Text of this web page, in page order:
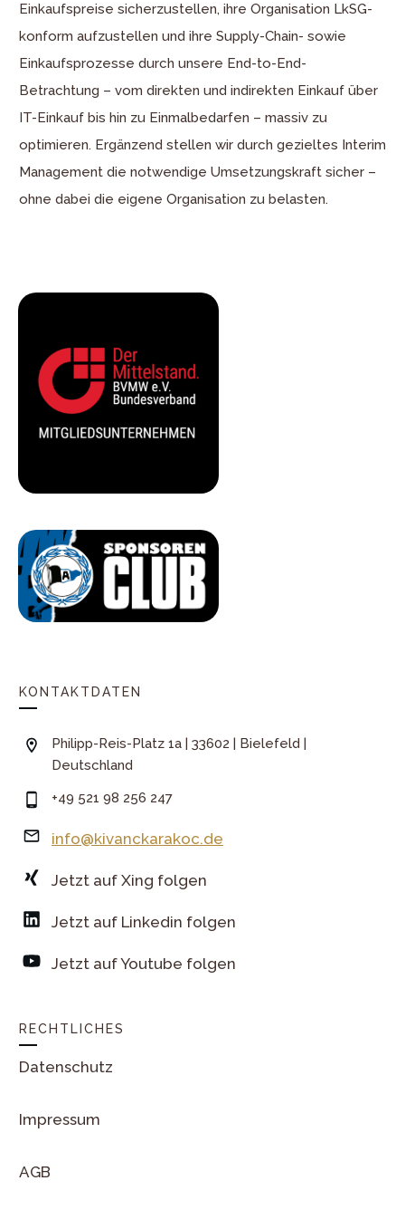
Einkaufspreise sicherzustellen, ihre Organisation LkSG-
konform aufzustellen und ihre Supply-Chain- sowie
Einkaufsprozesse durch unsere End-to-End-
Betrachtung – vom direkten und indirekten Einkauf über
IT-Einkauf bis hin zu Einmalbedarfen – massiv zu
optimieren. Ergänzend stellen wir durch gezieltes Interim
Management die notwendige Umsetzungskraft sicher –
ohne dabei die eigene Organisation zu belasten.
KONTAKTDATEN
Philipp-Reis-Platz 1a | 33602 | Bielefeld |
Deutschland
+49 521 98 256 247
info@kivanckarakoc.de
Jetzt auf Xing folgen
Jetzt auf Linkedin folgen
Jetzt auf Youtube folgen
RECHTLICHES
Datenschutz
Impressum
AGB